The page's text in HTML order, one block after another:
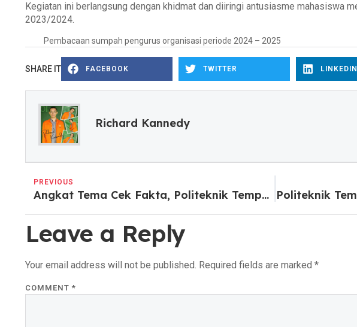
Kegiatan ini berlangsung dengan khidmat dan diiringi antusiasme mahasiswa
2023/2024.
Pembacaan sumpah pengurus organisasi periode 2024 – 2025
SHARE IT FACEBOOK TWITTER LINKEDIN
Richard Kannedy
PREVIOUS
Angkat Tema Cek Fakta, Politeknik Tempo Raih Juara 3 Parade Jurnalistik Epicentrum 2024
Leave a Reply
Your email address will not be published. Required fields are marked *
COMMENT *